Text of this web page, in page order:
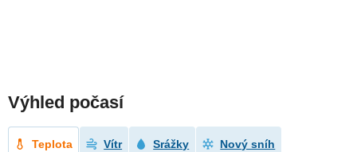
Výhled počasí
Teplota Vítr Srážky Nový sníh